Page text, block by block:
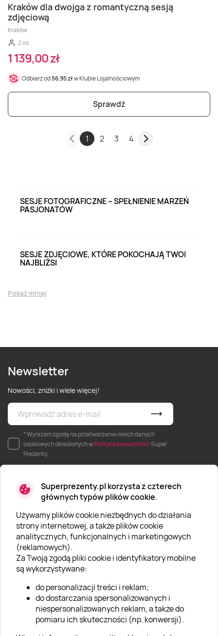
Superprezenty.pl korzysta z czterech
głównych typów plików cookie.
Używamy plików cookie niezbędnych do działania
strony internetowej, a także plików cookie
analitycznych, funkcjonalnych i marketingowych
(reklamowych).
Za Twoją zgodą pliki cookie i identyfikatory mobilne
są wykorzystywane:
do personalizacji treści i reklam;
do dostarczania spersonalizowanych i
niespersonalizowanych reklam, a także do
pomiaru ich skuteczności (np. konwersji).
Kraków dla dwojga z romantyczną sesją
zdjęciową
Kraków
2 os.
1 139,00 zł
Odbierz od56,95 złw Klubie Lojalnościowym
Sprawdź
1 2 3 4
SESJE FOTOGRAFICZNE – SPEŁNIENIE MARZEŃ
PASJONATÓW
SESJE ZDJĘCIOWE, KTÓRE POKOCHAJĄ TWOI
NAJBLIŻSI
Pokaż mniej
Newsletter
Nowości, zniżki i wiele więcej!
* Wyrażam zgodę na przetwarzanie moich danych
osobowych określonych wPolityce prywatnościSuper
Prezenty.
O SUPERPREZENTY
O nas
Aktualności
Kariera w Super Prezentach
Klub Lojalnościowy